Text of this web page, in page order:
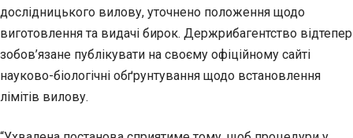
дослідницького вилову, уточнено положення щодо
виготовлення та видачі бирок. Держрибагентство відтепер
зобов’язане публікувати на своєму офіційному сайті
науково-біологічні обґрунтування щодо встановлення
лімітів вилову.